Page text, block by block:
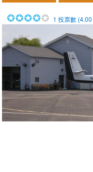
1 投票數 (4.00